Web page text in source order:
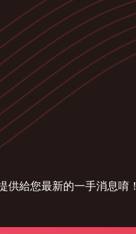
給您最新的一手消息唷！